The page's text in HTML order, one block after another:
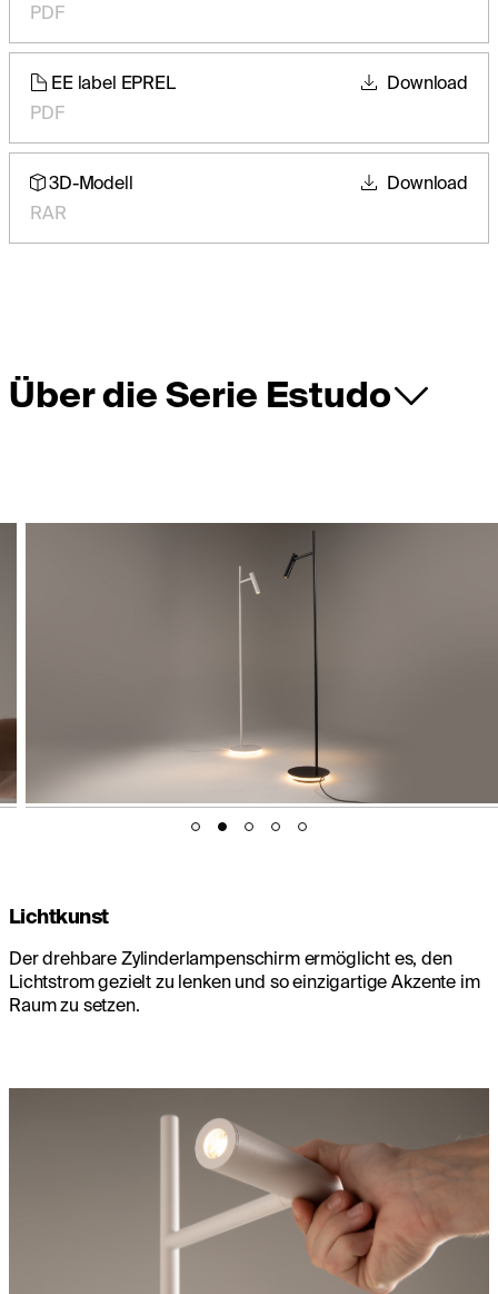
PDF
EE label EPREL
PDF
Download
3D-Modell
RAR
Download
Über die Serie Estudo
Lichtkunst
Der drehbare Zylinderlampenschirm ermöglicht es, den
Lichtstrom gezielt zu lenken und so einzigartige Akzente im
Raum zu setzen.